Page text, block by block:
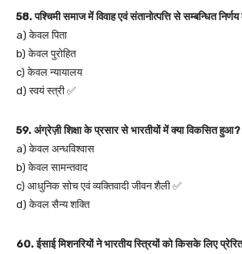
58. पश्चिमी समाज में विवाह एवं संतानोत्पत्ति से सम्बन्धित
a) केवल पिता
b) केवल पुरोहित
c) केवल न्यायालय
d) स्वयं स्त्री ✅
59. अंग्रेज़ी शिक्षा के प्रसार से भारतीयों में क्या विकसित हुआ?
a) केवल अन्धविश्वास
b) केवल सामन्तवाद
c) आधुनिक सोच एवं व्यक्तिवादी जीवन शैली ✅
d) केवल सैन्य शक्ति
60. ईसाई मिशनरियों ने भारतीय स्त्रियों को किसके लिए